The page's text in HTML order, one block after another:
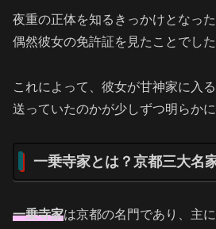
夜重の正体を知るきっかけとなっ
偶然彼女の免許証を見たことでした
これによって、彼女が甘神家に入
送っていたのかが少しずつ明らかに
一乗寺家とは？京都三大名
一乗寺家は京都の名門であり、主に